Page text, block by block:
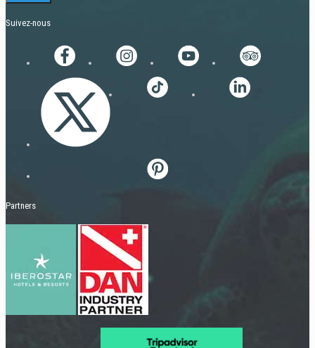
Suivez-nous
Partners